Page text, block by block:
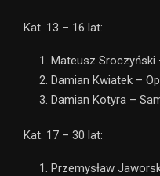
Kat. 13 – 16 lat:
Mateusz Sroczyński
Damian Kwiatek –
Damian Kotyra –
Kat. 17 – 30 lat:
Przemysław